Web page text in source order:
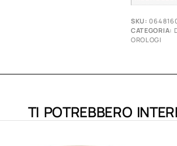
SKU:
CATEGORIA:
OROLOGI
TI POTREBBERO